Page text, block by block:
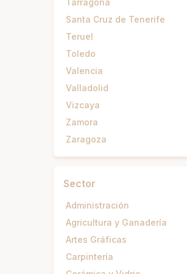
Tarragona
Santa Cruz de Tenerife
Teruel
Toledo
Valencia
Valladolid
Vizcaya
Zamora
Zaragoza
Sector
Administración
Agricultura y Ganadería
Artes Gráficas
Carpintería